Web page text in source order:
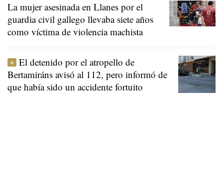
La mujer asesinada en Llanes por el
guardia civil gallego llevaba siete años
como víctima de violencia machista
El detenido por el atropello de
Bertamiráns avisó al 112, pero informó de
que había sido un accidente fortuito